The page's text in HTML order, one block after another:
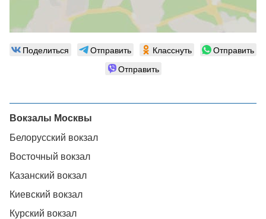
Поделиться Отправить Класснуть
Отправить
Отправить
Вокзалы Москвы
Белорусский вокзал
Восточный вокзал
Казанский вокзал
Киевский вокзал
Курский вокзал